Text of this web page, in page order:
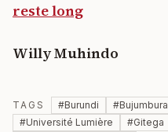
reste long
Willy Muhindo
TAGS #Burundi #Bujumbura
#Université Lumière #Gitega